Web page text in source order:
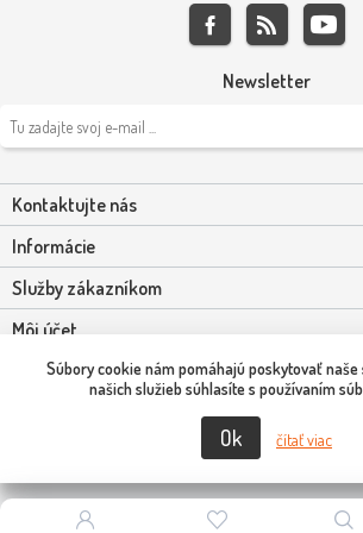
Newsletter
Kontaktujte nás
Informácie
Služby zákazníkom
Môj účet
Powered bynopCommerce
Copyright © 2026 Scooter-Tuning SK. Všetky
Súbory cookie nám pomáhajú poskytovať naše
našich služieb súhlasíte s používaním
Ok čítať viac